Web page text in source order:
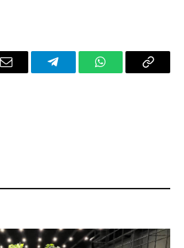
Email TelegramWhatsAppCopy